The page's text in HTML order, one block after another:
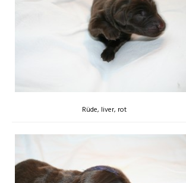
Rüde, liver, rot